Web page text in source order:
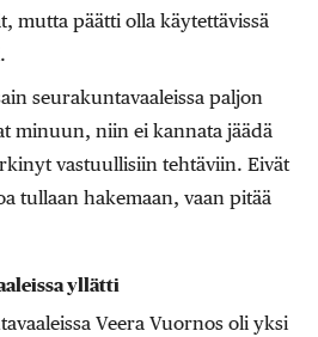
mutta päätti olla käytettävissä
seurakuntavaaleissa paljon
minuun, niin ei kannata jäädä
vastuullisiin tehtäviin. Eivät
tullaan hakemaan, vaan pitää
yllätti
Veera Vuornos oli yksi